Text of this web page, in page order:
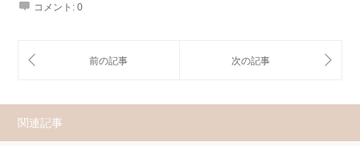
コメント: 0
関連記事